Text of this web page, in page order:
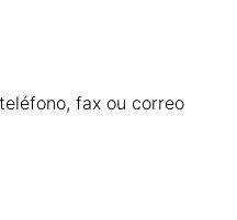
fax ou correo